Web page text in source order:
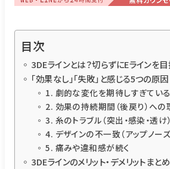
目次
3DEラインとは？切らずにEラインを
「効果なし」「失敗」と感じる5つの原因
1. 劇的な変化を期待しすぎている
2. 効果の持続期間（後戻り）への
3. 糸のトラブル（突出・感染・透け）
4. デザインの不一致（アップノーズ
5. 痛みや違和感が続く
3DEラインのメリット・デメリットまとめ